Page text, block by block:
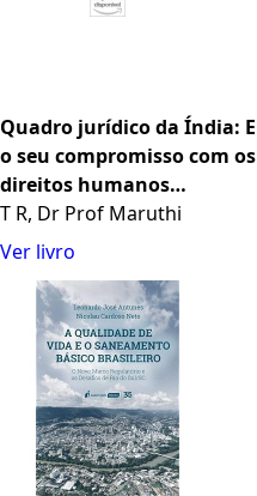
Quadro jurídico da Índia: E
o seu compromisso com os
direitos humanos
internacionais
T R, Dr Prof Maruthi
Ver livro